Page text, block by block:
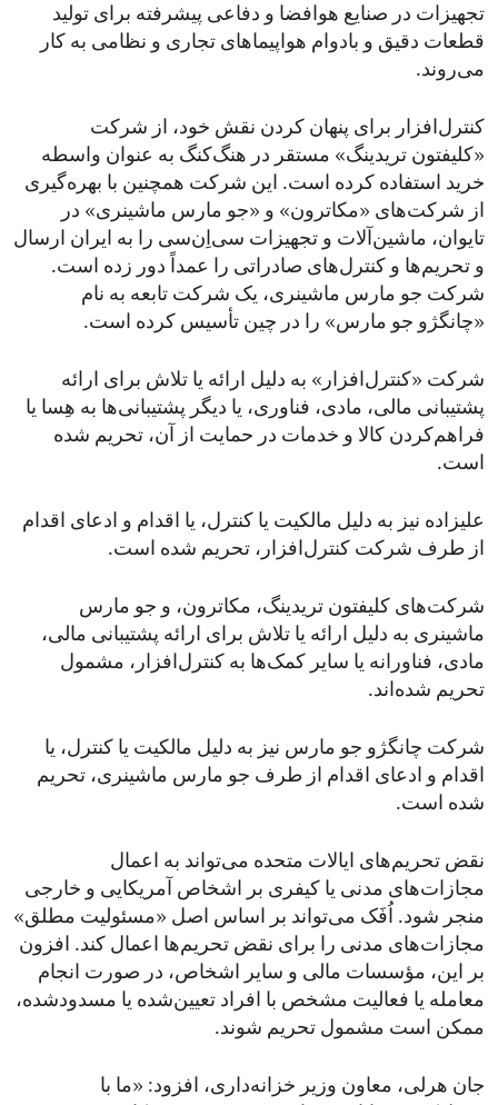
تجهیزات در صنایع هوافضا و دفاعی پیشرفته برای تولید
قطعات دقیق و بادوام هواپیماهای تجاری و نظامی به کار
می‌روند.
کنترل‌افزار برای پنهان کردن نقش خود، از شرکت
«کلیفتون تریدینگ» مستقر در هنگ‌کنگ به عنوان واسطه
خرید استفاده کرده است. این شرکت همچنین با بهره‌گیری
از شرکت‌های «مکاترون» و «جو مارس ماشینری» در
تایوان، ماشین‌آلات و تجهیزات سی‌اِن‌سی را به ایران ارسال
و تحریم‌ها و کنترل‌های صادراتی را عمداً دور زده است.
شرکت جو مارس ماشینری، یک شرکت تابعه به نام
«چانگژو جو مارس» را در چین تأسیس کرده است.
شرکت «کنترل‌افزار» به دلیل ارائه یا تلاش برای ارائه
پشتیبانی مالی، مادی، فناوری، یا دیگر پشتیبانی‌ها به هِسا یا
فراهم‌کردن کالا و خدمات در حمایت از آن، تحریم شده
است.
علیزاده نیز به دلیل مالکیت یا کنترل، یا اقدام و ادعای اقدام
از طرف شرکت کنترل‌افزار، تحریم شده است.
شرکت‌های کلیفتون تریدینگ، مکاترون، و جو مارس
ماشینری به دلیل ارائه یا تلاش برای ارائه پشتیبانی مالی،
مادی، فناورانه یا سایر کمک‌ها به کنترل‌افزار، مشمول
تحریم شده‌اند.
شرکت چانگژو جو مارس نیز به دلیل مالکیت یا کنترل، یا
اقدام و ادعای اقدام از طرف جو مارس ماشینری، تحریم
شده است.
نقض تحریم‌های ایالات متحده می‌تواند به اعمال
مجازات‌های مدنی یا کیفری بر اشخاص آمریکایی و خارجی
منجر شود. اُفَک می‌تواند بر اساس اصل «مسئولیت مطلق»
مجازات‌های مدنی را برای نقض تحریم‌ها اعمال کند. افزون
بر این، مؤسسات مالی و سایر اشخاص، در صورت انجام
معامله یا فعالیت مشخص با افراد تعیین‌شده یا مسدودشده،
ممکن است مشمول تحریم شوند.
جان هرلی، معاون وزیر خزانه‌داری، افزود: «ما با